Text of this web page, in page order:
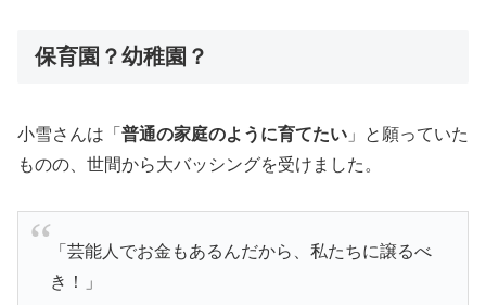
保育園？幼稚園？
小雪さんは「 普通の家庭のように育てたい 」と願っていた
ものの、世間から大バッシングを受けました。
「芸能人でお金もあるんだから、私たちに譲るべ
き！」